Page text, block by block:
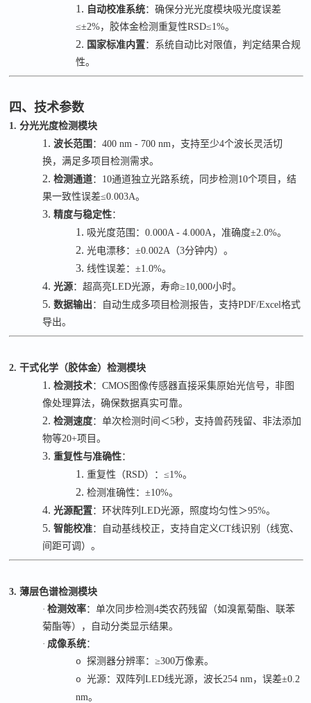
1. 自动校准系统：确保分光光度模块吸光度误差
≤±2%，胶体金检测重复性RSD≤1%。
2. 国家标准内置：系统自动比对限值，判定结果合规
性。
四、技术参数
1. 分光光度检测模块
1.波长范围 ：400 nm - 700 nm，支持至少4个波长灵活切
换，满足多项目检测需求。
2.检测通道： 10通道独立光路系统，同步检测 10个项目，结
果一致性误差≤0.003A。
3.精度与稳定性：
1. 吸光度范围：0.000A - 4.000A，准确度±2.0%。
2.光电漂移：±0.002A （3分钟内）。
3.线性误差：±1.0%。
4.光源：超高亮LED光源，寿命≥10,000小时。
5.数据输出 ：自动生成多项目检测报告，支持PDF/Excel格式
导出。
2. 干式化学（胶体金）检测模块
1.检测技术：CMOS 图像传感器直接采集原始光信号，非图
像处理算法，确保数据真实可靠。
2.检测速度：单次检测时间＜5秒，支持兽药残留、非法添加
物等20+项目。
3.重复性与准确性：
1.重复性（RSD）：≤1%。
2.检测准确性：±10%。
4.光源配置：环状阵列LED光源，照度均匀性＞95%。
5.智能校准：自动基线校正，支持自定义CT线识别（线宽、
间距可调）。
3. 薄层色谱检测模块
·检测效率：单次同步检测4类农药残留（如溴氰菊酯、联苯
菊酯等），自动分类显示结果。
· 成像系统：
o探测器分辨率：≥300万像素。
o光源：双阵列LED线光源，波长254 nm，误差±0.2
nm。